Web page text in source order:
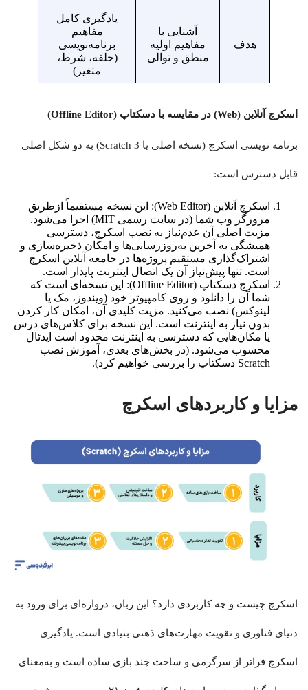
هدف
آشنایی با
مفاهیم اولیه
منطق و توالی
یادگیری کامل
مفاهیم
برنامه‌نویسی
(حلقه، شرط،
متغیر)
اسکرچ آنلاین (Web) در مقایسه با دسکتاپ (Offline Editor)
برنامه نویسی اسکرچ (نسخه اصلی یا Scratch 3) به دو شکل اصلی
قابل دسترس است:
اسکرچ آنلاین (Web Editor): این نسخه مستقیماً ازطریق
مرورگر وب شما (در سایت رسمی MIT) اجرا می‌شود.
مزیت اصلی آن عدم‌نیاز به نصب اسکرچ، دسترسی
همیشگی به آخرین به‌روزرسانی‌ها و امکان ذخیره‌سازی و
اشتراک‌گذاری مستقیم پروژه‌ها در جامعه آنلاین اسکرچ
است. تنها پیش‌نیاز آن یک اتصال اینترنت پایدار است.
اسکرچ دسکتاپ (Offline Editor): این نسخه‌ای است که
شما آن را دانلود و روی کامپیوتر خود (ویندوز، مک یا
لینوکس) نصب می‌کنید. مزیت کلیدی آن، امکان کار کردن
بدون نیاز به اینترنت است. این نسخه برای کلاس‌های درس
یا مکان‌هایی که دسترسی به اینترنت محدود است ایدئال
محسوب می‌شود. (در بخش‌های بعدی، آموزش نصب
Scratch دسکتاپ را بررسی خواهیم کرد).
مزایا و کاربردهای اسکرچ
اسکرچ چیست و چه کاربردی دارد؟ این زبان، دروازه‌ای برای ورود به
دنیای فناوری و تقویت مهارت‌های ذهنی بنیادی است. یادگیری
اسکرچ فراتر از سرگرمی و ساخت چند بازی ساده است و به‌معنای